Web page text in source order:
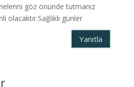
göz önünde tutmanız
olacaktır.Sağlıklı günler
Yanıtla